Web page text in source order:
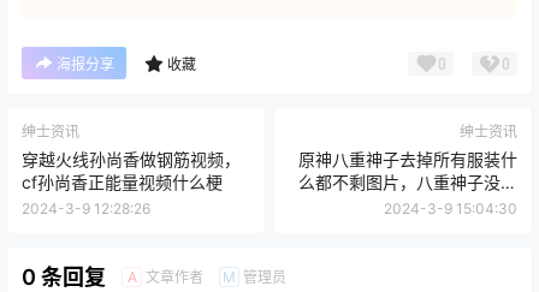
海报分享 收藏 0 0
绅士资讯
穿越火线孙尚香做钢筋视频，
cf孙尚香正能量视频什么梗
2024-3-9 12:28:26
绅士资讯
原神八重神子去掉所有服装什
么都不剩图片，八重神子没有
衣服的样子是啥梗
2024-3-9 15:04:30
0 条回复 A 文章作者 M 管理员